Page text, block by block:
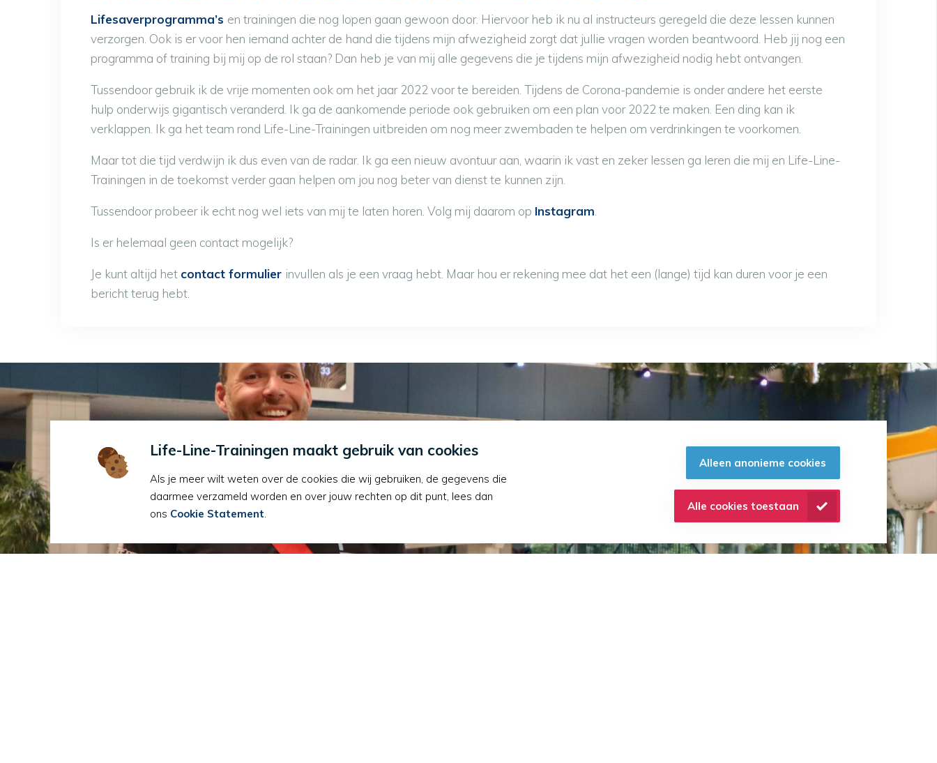
Life-Line-Trainingen maakt gebruik van cookies
Als je meer wilt weten over de cookies die wij gebruiken, de gegevens die
daarmee verzameld worden en over jouw rechten op dit punt, lees dan
ons Cookie Statement
Alleen anonieme cookies
Alle cookies toestaan
Lifesaverprogramma’s en trainingen die nog lopen gaan gewoon door. Hiervoor heb ik nu al instructeurs geregeld die deze lessen kunnen
verzorgen. Ook is er voor hen iemand achter de hand die tijdens mijn afwezigheid zorgt dat jullie vragen worden beantwoord. Heb jij nog een
programma of training bij mij op de rol staan? Dan heb je van mij alle gegevens die je tijdens mijn afwezigheid nodig hebt ontvangen.
Tussendoor gebruik ik de vrije momenten ook om het jaar 2022 voor te bereiden. Tijdens de Corona-pandemie is onder andere het eerste
hulp onderwijs gigantisch veranderd. Ik ga de aankomende periode ook gebruiken om een plan voor 2022 te maken. Een ding kan ik
verklappen. Ik ga het team rond Life-Line-Trainingen uitbreiden om nog meer zwembaden te helpen om verdrinkingen te voorkomen.
Maar tot die tijd verdwijn ik dus even van de radar. Ik ga een nieuw avontuur aan, waarin ik vast en zeker lessen ga leren die mij en Life-Line-
Trainingen in de toekomst verder gaan helpen om jou nog beter van dienst te kunnen zijn.
Tussendoor probeer ik echt nog wel iets van mij te laten horen. Volg mij daarom op Instagram.
Is er helemaal geen contact mogelijk?
Je kunt altijd het contact formulier invullen als je een vraag hebt. Maar hou er rekening mee dat het een (lange) tijd kan duren voor je een
bericht terug hebt.
Mike verdwijnt van de radar